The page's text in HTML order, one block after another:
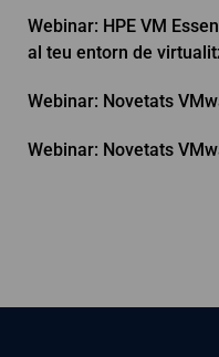
Webinar: HPE VM
al teu entorn de
Webinar: Novetats
Webinar: Novetats